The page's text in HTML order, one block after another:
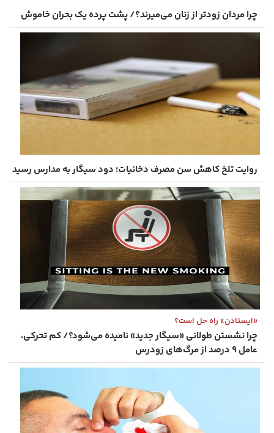
چرا مردان زودتر از زنان می‌میرند؟/ پشت پرده یک بحران خاموش
روایت تلخ کاهش سن مصرف دخانیات؛ دود سیگار به مدارس رسید
«ایستادن» راه‌ حل‌ است؟
چرا نشستن طولانی «سیگار جدید» نامیده می‌شود؟/ کم‌ تحرکی،
عامل ۹ درصد از مرگ‌های زودرس